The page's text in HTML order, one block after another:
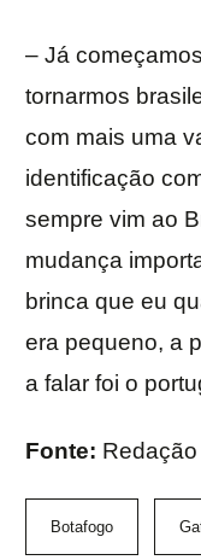
– Já
tornarmos
com mais uma
identificação
sempre vim ao
mudança
brinca que eu
era pequeno, a
a falar foi o
Fonte:
Botafogo